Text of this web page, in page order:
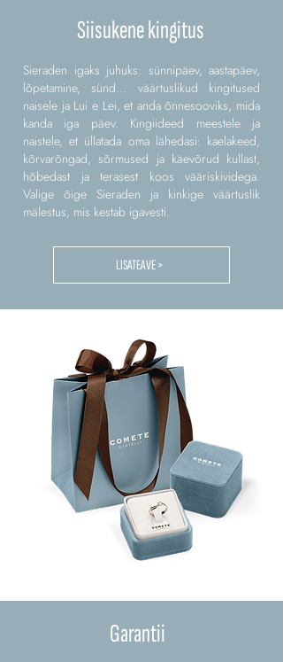
Siisukene kingitus
Sieraden igaks juhuks: sünnipäev, aastapäev,
lõpetamine, sünd... väärtuslikud kingitused
naisele ja Lui e Lei, et anda õnnesooviks, mida
kanda iga päev. Kingiideed meestele ja
naistele, et üllatada oma lähedasi: kaelakeed,
kõrvarõngad, sõrmused ja käevõrud kullast,
hõbedast ja terasest koos vääriskividega.
Valige õige Sieraden ja kinkige väärtuslik
mälestus, mis kestab igavesti.
LISATEAVE >
Garantii